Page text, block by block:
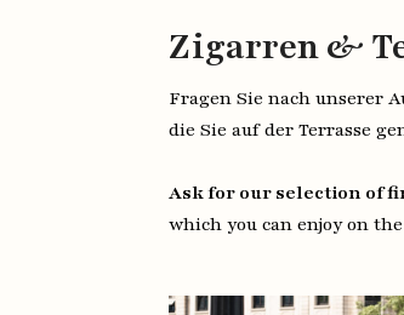
Zigarren &
Fragen Sie nach unserer
die Sie auf der Terrasse
Ask for our selection of
which you can enjoy on